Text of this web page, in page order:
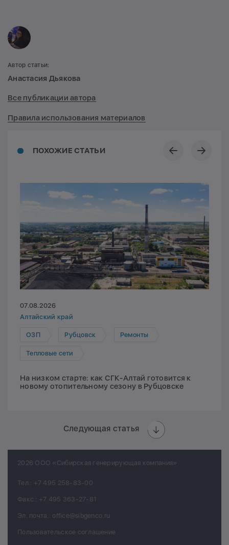
ПОХОЖИЕ СТАТЬИ
07.08.2026
Алтайский край
ОЗП Рубцовск Ремонты
Тепловые сети
На низком старте: как СГК-Алтай готовится к
новому отопительному сезону в Рубцовске
Следующая статья
Автор статьи:
Анастасия Дьякова
Все публикации автора
Правила использования материалов
2026 ООО «Сибирская генерирующая компания»
Тел.: +7 495 258-83-00
Факс.: +7 495 363-27-81
Эл. почта.: office@sibgenco.ru
Пользовательское соглашение